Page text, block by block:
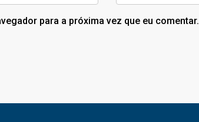
para a próxima vez que eu comentar.